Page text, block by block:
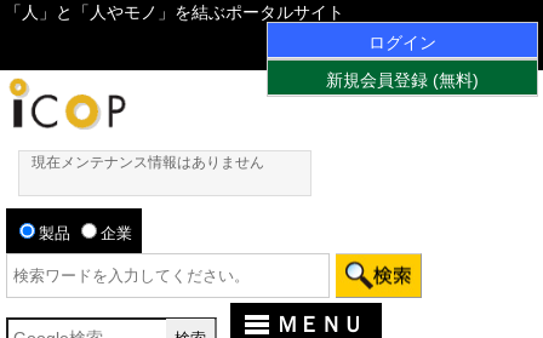
「人」と「人やモノ」を結ぶポータルサイト
ログイン
新規会員登録 (無料)
現在メンテナンス情報はありません
製品 企業
ＭＥＮＵ